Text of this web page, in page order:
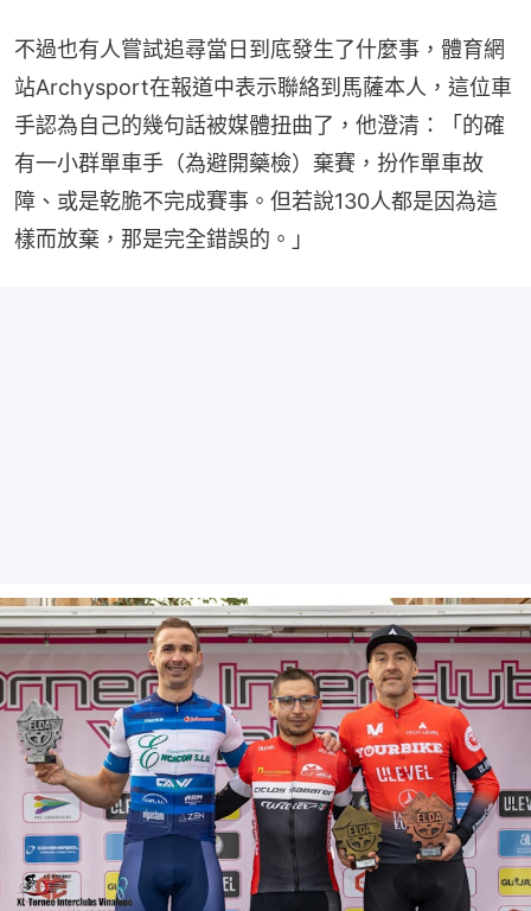
不過也有人嘗試追尋當日到底發生了什麼事，體育網
站Archysport在報道中表示聯絡到馬薩本人，這位車
手認為自己的幾句話被媒體扭曲了，他澄清：「的確
有一小群單車手（為避開藥檢）棄賽，扮作單車故
障、或是乾脆不完成賽事。但若說130人都是因為這
樣而放棄，那是完全錯誤的。」